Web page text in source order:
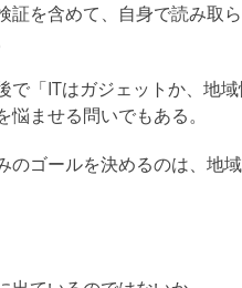
証を含めて、自身で読み取
で「ITはガジェットか、地
ませる問いでもある。
のゴールを決めるのは、地